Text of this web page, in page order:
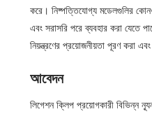
করে। নিষ্পত্তিযোগ্য মডেলগুলির
এবং সরাসরি পরে ব্যবহার করা যেতে
নিয়ন্ত্রণের প্রয়োজনীয়তা পূরণ করা
আবেদন
লিগেশন ক্লিপ প্রয়োগকারী বিভিন্ন